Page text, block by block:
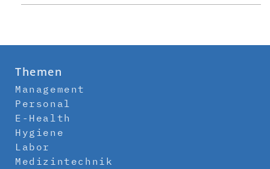
Themen
Management
Personal
E-Health
Hygiene
Labor
Medizintechnik